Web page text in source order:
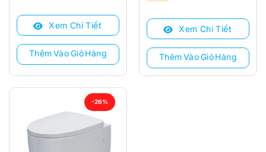
là:
15.220.000 ₫.
tại
12.150.000 ₫.
Xem Chi Tiết
Thêm Vào Giỏ Hàng
là:
21.580.000 ₫.
tại
12.210.000 ₫.
Xem Chi Tiết
Thêm Vào Giỏ Hàng
-26%